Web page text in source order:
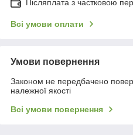
Післяплата з частковою
Всі умови оплати
Умови повернення
Законом не передбачено
належної якості
Всі умови повернення